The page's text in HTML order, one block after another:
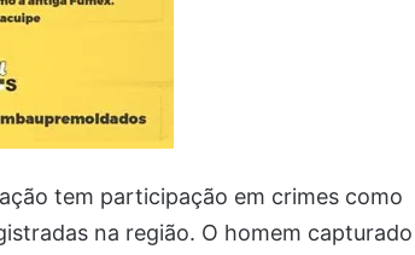
tem participação em crimes como
na região. O homem capturado